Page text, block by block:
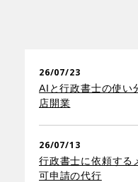
26/07/23
AIと行政書士の使い
店開業
26/07/13
行政書士に依頼する
可申請の代行